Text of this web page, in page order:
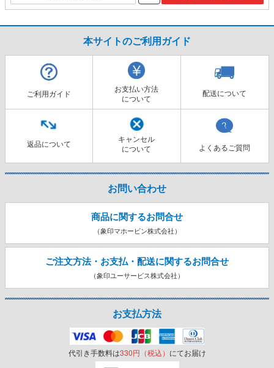
本サイトのご利用ガイド
ご利用ガイド
お支払い方法
について
配送について
返品について
キャンセル
について
よくあるご質問
お問い合わせ
商品に関するお問合せ
（象印マホービン株式会社）
ご注文方法・お支払・配送に関するお問合せ
（象印ユーサービス株式会社）
お支払方法
代引き手数料は330円（税込） にてお届け